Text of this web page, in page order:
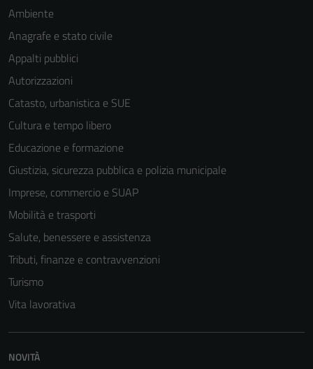
Ambiente
Anagrafe e stato civile
Appalti pubblici
Autorizzazioni
Catasto, urbanistica e SUE
Cultura e tempo libero
Educazione e formazione
Giustizia, sicurezza pubblica e polizia municipale
Imprese, commercio e SUAP
Mobilità e trasporti
Salute, benessere e assistenza
Tributi, finanze e contravvenzioni
Turismo
Vita lavorativa
NOVITÀ